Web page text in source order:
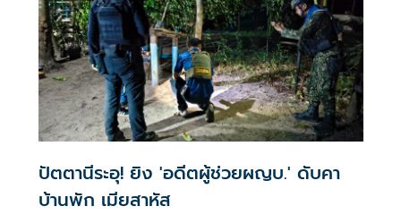
ปัตตานีระอุ! ยิง 'อดีตผู้ช่วยผญบ.' ดับคา
บ้านพัก เมียสาหัส